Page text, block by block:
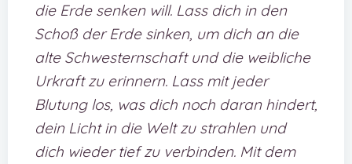
die Erde senken will. Lass dich in den
Schoß der Erde sinken, um dich an die
alte Schwesternschaft und die weibliche
Urkraft zu erinnern. Lass mit jeder
Blutung los, was dich noch daran hindert,
dein Licht in die Welt zu strahlen und
dich wieder tief zu verbinden. Mit dem